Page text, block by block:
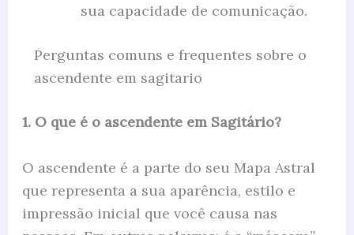
sua capacidade de comunicação.
Perguntas comuns e frequentes sobre o
ascendente em sagitario
1. O que é o ascendente em Sagitário?
O ascendente é a parte do seu Mapa Astral
que representa a sua aparência, estilo e
impressão inicial que você causa nas